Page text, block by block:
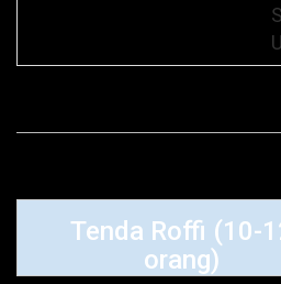
Tenda Roffi (10-
orang)